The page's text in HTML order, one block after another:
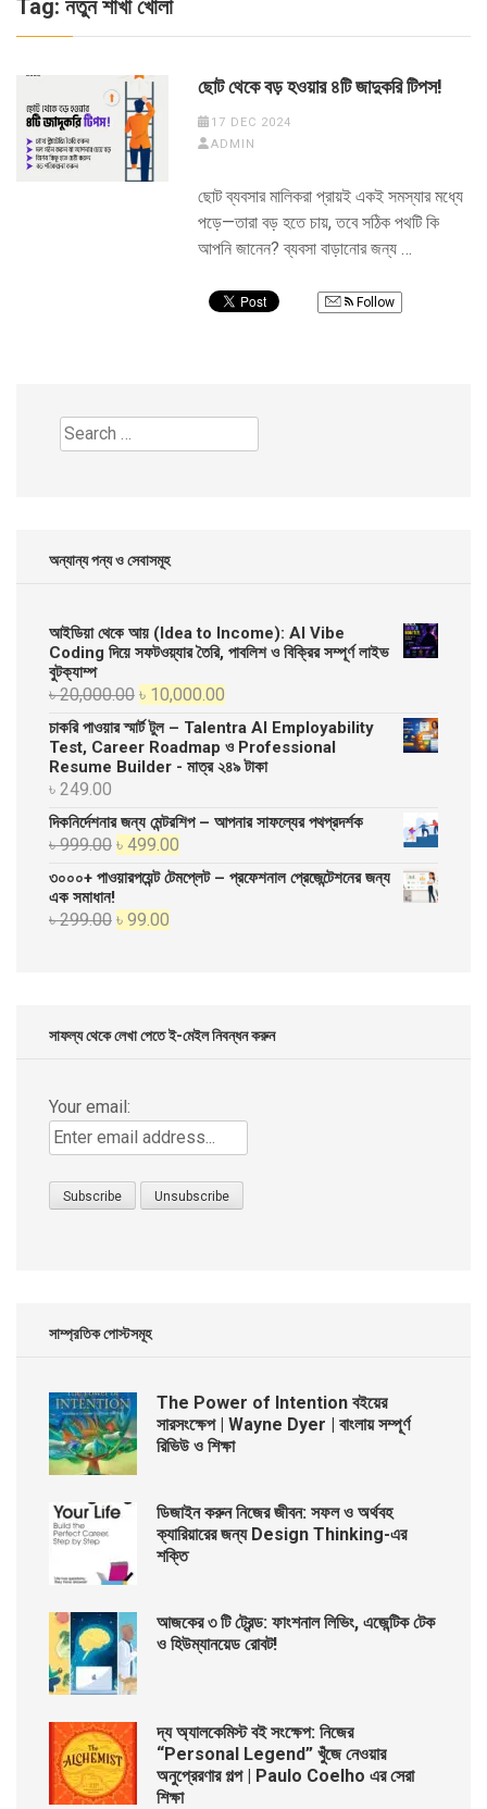
Tag: নতুন শাখা খোলা
ছোট থেকে বড় হওয়ার ৪টি জাদুকরি টিপস!
17 DEC 2024
ADMIN
ছোট ব্যবসার মালিকরা প্রায়ই একই সমস্যার মধ্যে
পড়ে—তারা বড় হতে চায়, তবে সঠিক পথটি কি
আপনি জানেন? ব্যবসা বাড়ানোর জন্য …
Follow
Search
for:
অন্যান্য পন্য ও সেবাসমূহ
আইডিয়া থেকে আয় (Idea to Income): AI Vibe
Coding দিয়ে সফটওয়্যার তৈরি, পাবলিশ ও বিক্রির সম্পূর্ণ লাইভ
বুটক্যাম্প
৳20,000.00 Original
price
was:
৳ 20,000.00.
৳ 10,000.00
price
is:
৳ 10,000.00.
চাকরি পাওয়ার স্মার্ট টুল – Talentra AI Employability
Test, Career Roadmap ও Professional
Resume Builder - মাত্র ২৪৯ টাকা
৳ 249.00
দিকনির্দেশনার জন্য মেন্টরশিপ – আপনার সাফল্যের পথপ্রদর্শক
৳999.00 Original
price
৳ 999.00.
৳ 499.00
price
৩০০০+ পাওয়ারপয়েন্ট টেমপ্লেট – প্রফেশনাল প্রেজেন্টেশনের জন্য
এক সমাধান!
৳299.00 Original
৳ 99.00
সাফল্য থেকে লেখা পেতে ই-মেইল নিবন্ধন করুন
Your email:
সাম্প্রতিক পোস্টসমূহ
The Power of Intention বইয়ের
সারসংক্ষেপ | Wayne Dyer | বাংলায় সম্পূর্ণ
রিভিউ ও শিক্ষা
ডিজাইন করুন নিজের জীবন: সফল ও অর্থবহ
ক্যারিয়ারের জন্য Design Thinking-এর
শক্তি
আজকের ৩ টি ট্রেন্ড: ফাংশনাল লিভিং, এজেন্টিক টেক
ও হিউম্যানয়েড রোবট!
দ্য অ্যালকেমিস্ট বই সংক্ষেপ: নিজের
“Personal Legend” খুঁজে নেওয়ার
অনুপ্রেরণার গল্প | Paulo Coelho এর সেরা
শিক্ষা